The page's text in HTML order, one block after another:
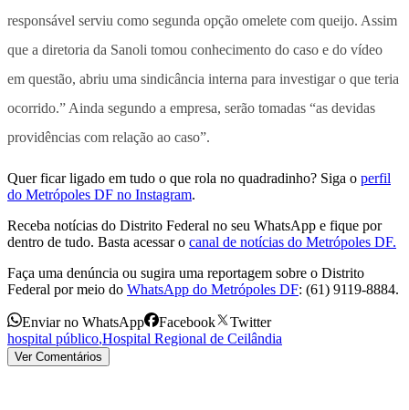
responsável serviu como segunda opção omelete com queijo. Assim
que a diretoria da Sanoli tomou conhecimento do caso e do vídeo
em questão, abriu uma sindicância interna para investigar o que teria
ocorrido.” Ainda segundo a empresa, serão tomadas “as devidas
providências com relação ao caso”.
Quer ficar ligado em tudo o que rola no quadradinho? Siga o perfil
do Metrópoles DF no Instagram.
Receba notícias do Distrito Federal no seu WhatsApp e fique por
dentro de tudo. Basta acessar o canal de notícias do Metrópoles DF.
Faça uma denúncia ou sugira uma reportagem sobre o Distrito
Federal por meio do WhatsApp do Metrópoles DF: (61) 9119-8884.
Enviar no WhatsApp Facebook
Twitter
hospital público,Hospital Regional de Ceilândia
Ver Comentários